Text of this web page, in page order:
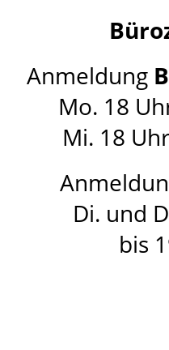
Anmeldung
Mo. 18
Mi. 18
Di. und
bis